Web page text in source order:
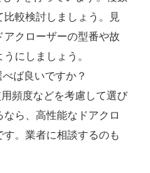
較検討しましょう。見
クローザーの型番や故
にしましょう。
ば良いですか？
頻度などを考慮して選び
ら、高性能なドアクロ
。業者に相談するのも